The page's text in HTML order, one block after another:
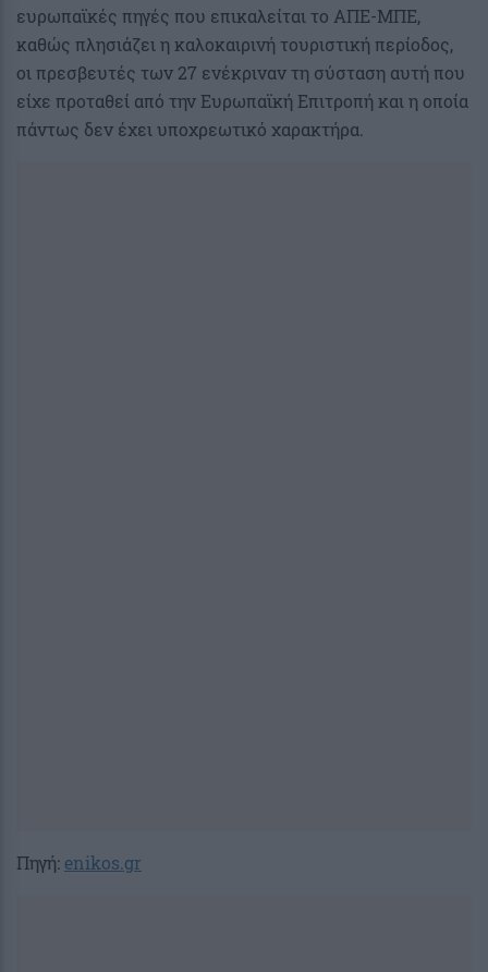
ευρωπαϊκές πηγές που επικαλείται το ΑΠΕ-ΜΠΕ,
καθώς πλησιάζει η καλοκαιρινή τουριστική περίοδος,
οι πρεσβευτές των 27 ενέκριναν τη σύσταση αυτή που
είχε προταθεί από την Ευρωπαϊκή Επιτροπή και η οποία
πάντως δεν έχει υποχρεωτικό χαρακτήρα.
Πηγή: enikos.gr